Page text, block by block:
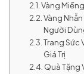
Vàng
Vàng
Người
Trang Sức
Giá Trị
Quà Tặng